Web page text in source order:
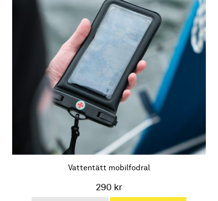
Vattentätt mobilfodral
290 kr